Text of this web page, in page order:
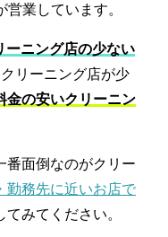
営業しています。
ーニング店の少ない
リーニング店が少
金の安いクリーニン
番面倒なのがクリー
勤務先に近いお店で
てみてください。